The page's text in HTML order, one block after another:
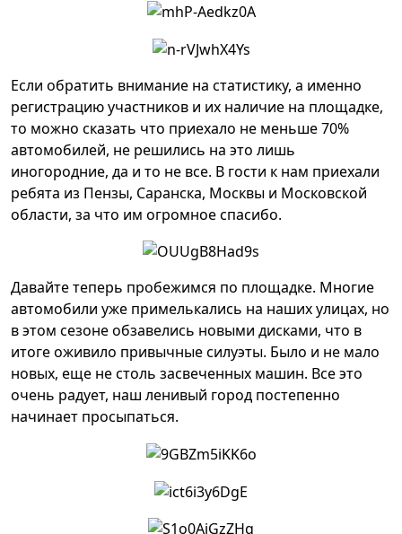
Если обратить внимание на статистику, а именно
регистрацию участников и их наличие на площадке,
то можно сказать что приехало не меньше 70%
автомобилей, не решились на это лишь
иногородние, да и то не все. В гости к нам приехали
ребята из Пензы, Саранска, Москвы и Московской
области, за что им огромное спасибо.
Давайте теперь пробежимся по площадке. Многие
автомобили уже примелькались на наших улицах, но
в этом сезоне обзавелись новыми дисками, что в
итоге оживило привычные силуэты. Было и не мало
новых, еще не столь засвеченных машин. Все это
очень радует, наш ленивый город постепенно
начинает просыпаться.